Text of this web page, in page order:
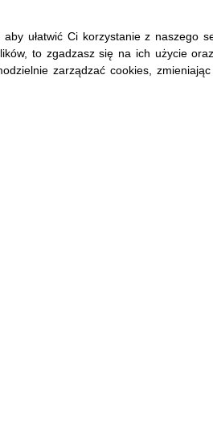
aby ułatwić Ci korzystanie z naszego
to zgadzasz się na ich użycie
zarządzać cookies,